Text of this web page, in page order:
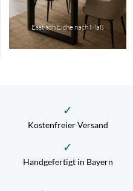
Esstisch Eiche nach Maß
✓
Kostenfreier Versand
✓
Handgefertigt in Bayern